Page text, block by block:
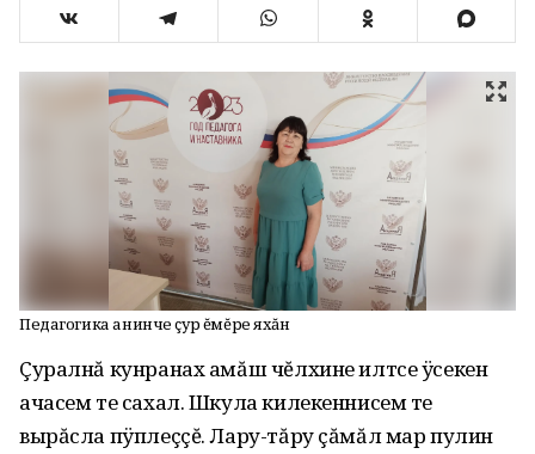
Педагогика анинче çур ĕмĕре яхăн
Çуралнă кунранах амăш чĕлхине илтсе ÿсекен
ачасем те сахал. Шкула килекеннисем те
вырăсла пÿплеççĕ. Лару-тăру çăмăл мар пулин